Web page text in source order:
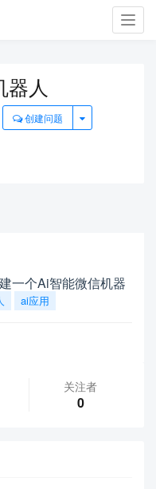
器人
创建问题
一个Ai智能微信机器
ai应用
关注者
0